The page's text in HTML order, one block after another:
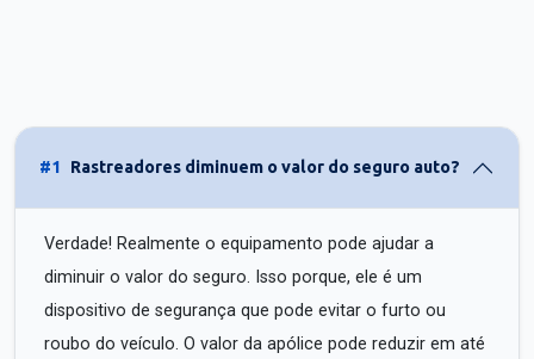
#1 Rastreadores diminuem o valor do seguro auto?
Verdade! Realmente o equipamento pode ajudar a
diminuir o valor do seguro. Isso porque, ele é um
dispositivo de segurança que pode evitar o furto ou
roubo do veículo. O valor da apólice pode reduzir em até